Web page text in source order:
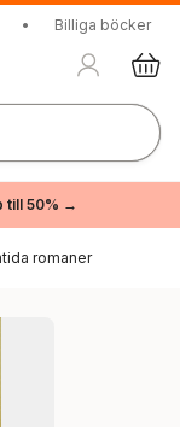
• Billiga böcker
till 50% →
romaner